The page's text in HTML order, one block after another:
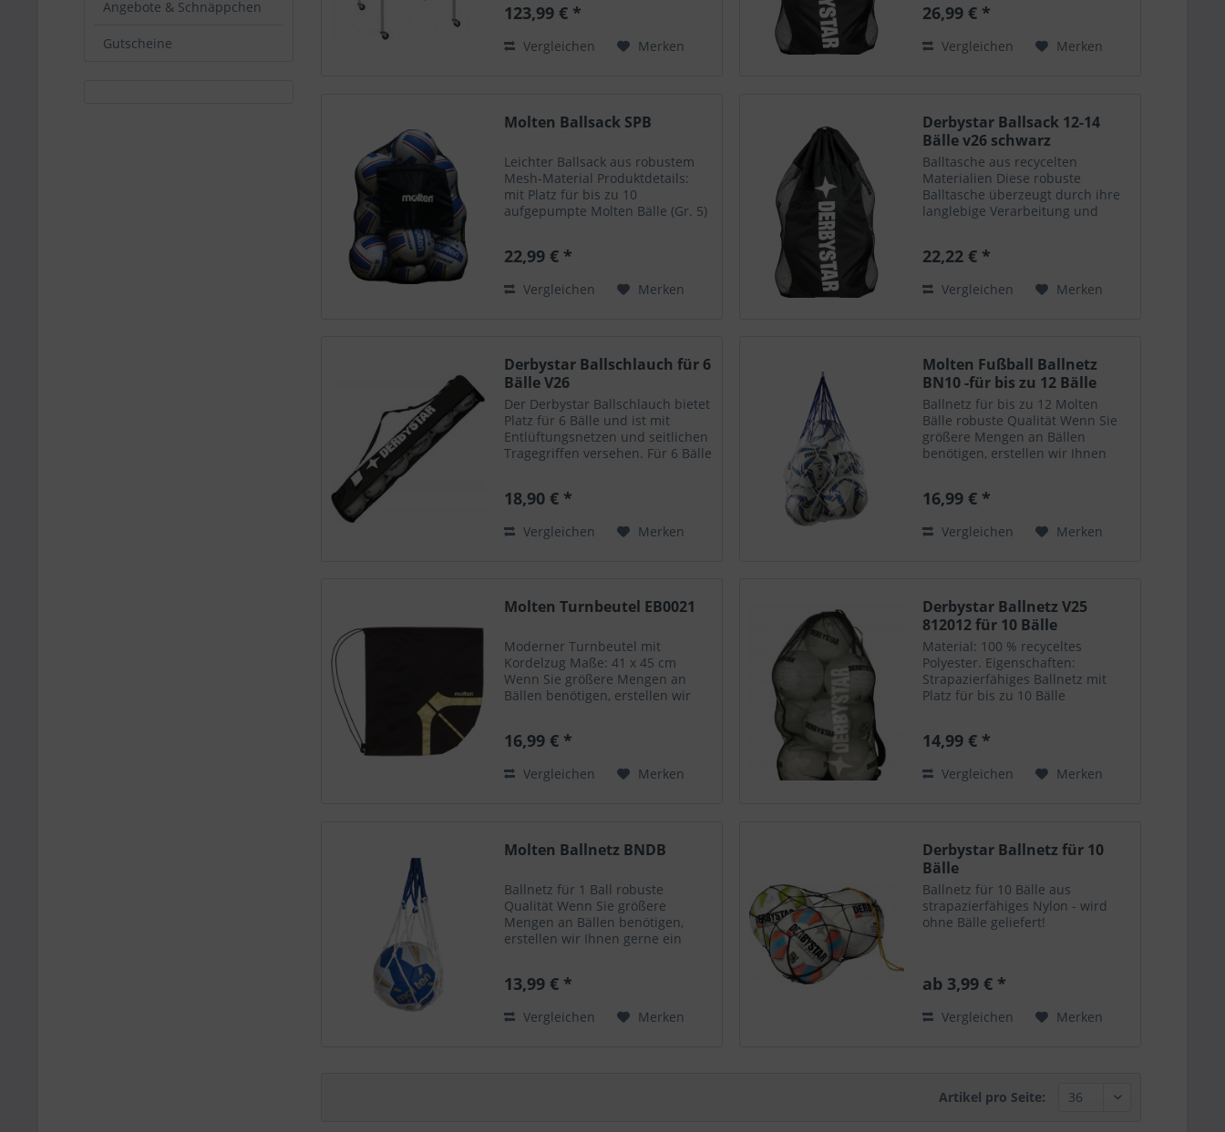
Angebote & Schnäppchen
Gutscheine
mm in blau und schwarz
Mengen an Bällen benötigen,...
123,99 € *
Vergleichen Merken
seitlichen Entlüftungsnetze eine
26,99 € *
Vergleichen Merken
Molten Ballsack SPB
Leichter Ballsack aus robustem
Mesh-Material Produktdetails:
mit Platz für bis zu 10
aufgepumpte Molten Bälle (Gr. 5)
Aufbewahrung Maße: 72 x 78 cm
Bällen benötigen,...
22,99 € *
Vergleichen Merken
Derbystar Ballsack 12-14
Bälle v26 schwarz
Balltasche aus recycelten
Materialien Diese robuste
Balltasche überzeugt durch ihre
langlebige Verarbeitung und
sorgen für eine optimale
das...
22,22 € *
Vergleichen Merken
Derbystar Ballschlauch für 6
Bälle V26
Der Derbystar Ballschlauch bietet
Platz für 6 Bälle und ist mit
Entlüftungsnetzen und seitlichen
Tragegriffen versehen. Für 6 Bälle
420-D.Polyester Haben Sie noch
18,90 € *
Vergleichen Merken
Molten Fußball Ballnetz
BN10 -für bis zu 12 Bälle
Ballnetz für bis zu 12 Molten
Bälle robuste Qualität Wenn Sie
größere Mengen an Bällen
benötigen, erstellen wir Ihnen
email@ed-store.de.
16,99 € *
Vergleichen Merken
Molten Turnbeutel EB0021
Moderner Turnbeutel mit
Kordelzug Maße: 41 x 45 cm
Wenn Sie größere Mengen an
Bällen benötigen, erstellen wir
Anfrage an email@ed-store.de.
16,99 € *
Vergleichen Merken
Derbystar Ballnetz V25
812012 für 10 Bälle
Material: 100 % recyceltes
Polyester. Eigenschaften:
Strapazierfähiges Ballnetz mit
Platz für bis zu 10 Bälle
14,99 € *
Vergleichen Merken
Molten Ballnetz BNDB
Ballnetz für 1 Ball robuste
Qualität Wenn Sie größere
Mengen an Bällen benötigen,
erstellen wir Ihnen gerne ein
email@ed-store.de.
13,99 € *
Vergleichen Merken
Derbystar Ballnetz für 10
Bälle
Ballnetz für 10 Bälle aus
strapazierfähiges Nylon - wird
ohne Bälle geliefert!
ab 3,99 € *
Vergleichen Merken
Artikel pro Seite: